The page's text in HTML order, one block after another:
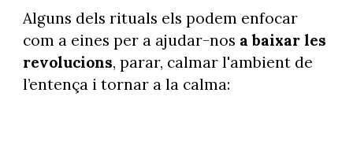
Alguns dels rituals els podem enfocar
com a eines per a ajudar-nos a baixar les
revolucions, parar, calmar l'ambient de
l’entença i tornar a la calma: